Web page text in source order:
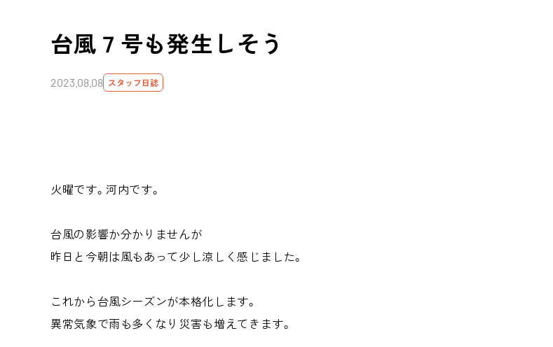
台風７号も発生しそう
2023.08.08 スタッフ日誌
火曜です。河内です。
台風の影響か分かりませんが
昨日と今朝は風もあって少し涼しく感じました。
これから台風シーズンが本格化します。
異常気象で雨も多くなり災害も増えてきます。